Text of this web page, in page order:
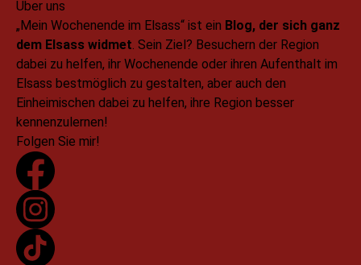
Über uns
„Mein Wochenende im Elsass“ ist ein Blog, der sich ganz
dem Elsass widmet. Sein Ziel? Besuchern der Region
dabei zu helfen, ihr Wochenende oder ihren Aufenthalt im
Elsass bestmöglich zu gestalten, aber auch den
Einheimischen dabei zu helfen, ihre Region besser
kennenzulernen!
Folgen Sie mir!